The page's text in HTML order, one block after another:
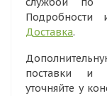
Подробности
Доставка.
поставки и
уточняйте у